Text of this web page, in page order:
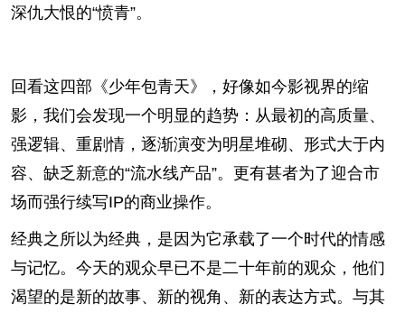
深仇大恨的“愤青”。
回看这四部《少年包青天》，好像如今影视界的缩
影，我们会发现一个明显的趋势：从最初的高质量、
强逻辑、重剧情，逐渐演变为明星堆砌、形式大于内
容、缺乏新意的“流水线产品”。更有甚者为了迎合市
场而强行续写IP的商业操作。
经典之所以为经典，是因为它承载了一个时代的情感
与记忆。今天的观众早已不是二十年前的观众，他们
渴望的是新的故事、新的视角、新的表达方式。与其